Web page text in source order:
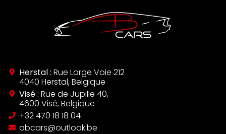
Herstal : Rue Large Voie 212
4040 Herstal, Belgique
Visé : Rue de Jupille 40,
4600 Visé, Belgique
‪+32 470 18 18 04‬
abcars@outlook.be